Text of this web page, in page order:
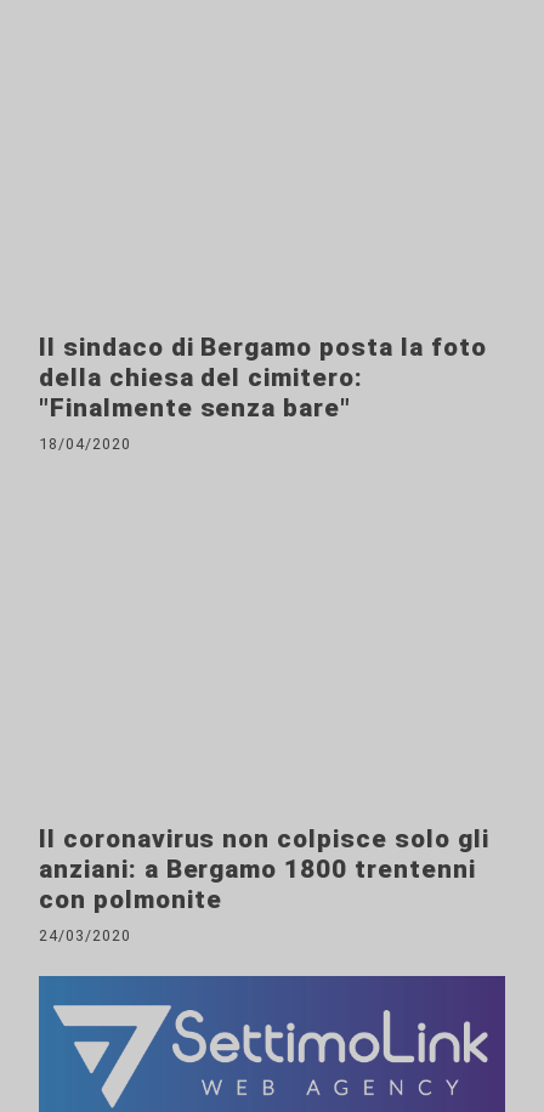
Il sindaco di Bergamo posta la foto
della chiesa del cimitero:
"Finalmente senza bare"
18/04/2020
Il coronavirus non colpisce solo gli
anziani: a Bergamo 1800 trentenni
con polmonite
24/03/2020